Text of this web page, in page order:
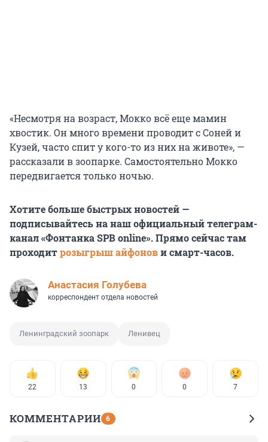
«Несмотря на возраст, Мокко всё еще мамин
хвостик. Он много времени проводит с Соней и
Кузей, часто спит у кого-то из них на животе», —
рассказали в зоопарке. Самостоятельно Мокко
передвигается только ночью.
Хотите больше быстрых новостей —
подписывайтесь на наш официальный телеграм-
канал «Фонтанка SPB online». Прямо сейчас там
проходитрозыгрыш айфонови смарт-часов.
Анастасия Голубева
корреспондент отдела новостей
Ленинградский зоопарк Ленивец
22 13 0 0 7
КОММЕНТАРИИ 6